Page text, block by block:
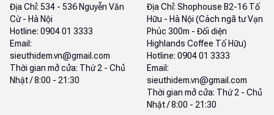
Địa Chỉ: 534 - 536 Nguyễn Văn
Cừ - Hà Nội
Hotline: 0904 01 3333
Email:
sieuthidem.vn@gmail.com
Thời gian mở cửa: Thứ 2 - Chủ
Nhật / 8:00 - 21:30
Địa Chỉ: Shophouse B2-16 Tố
Hữu - Hà Nội (Cách ngã tư Vạn
Phúc 300m - Đối diện
Highlands Coffee Tố Hữu)
Hotline: 0904 01 3333
Email:
sieuthidem.vn@gmail.com
Thời gian mở cửa: Thứ 2 - Chủ
Nhật / 8:00 - 21:30